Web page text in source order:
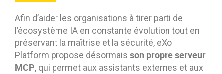
Afin d’aider les organisations à tirer parti de
l’écosystème IA en constante évolution tout en
préservant la maîtrise et la sécurité, eXo
Platform propose désormais son propre serveur
MCP, qui permet aux assistants externes et aux